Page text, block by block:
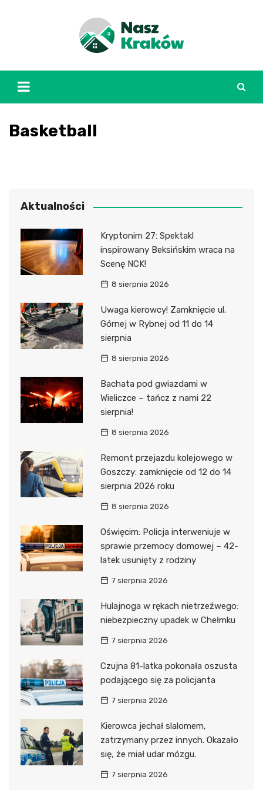
Basketball
Aktualności
Kryptonim 27: Spektakl
inspirowany Beksińskim wraca na
Scenę NCK!
8 sierpnia 2026
Uwaga kierowcy! Zamknięcie ul.
Górnej w Rybnej od 11 do 14
sierpnia
8 sierpnia 2026
Bachata pod gwiazdami w
Wieliczce – tańcz z nami 22
sierpnia!
8 sierpnia 2026
Remont przejazdu kolejowego w
Goszczy: zamknięcie od 12 do 14
sierpnia 2026 roku
8 sierpnia 2026
Oświęcim: Policja interweniuje w
sprawie przemocy domowej – 42-
latek usunięty z rodziny
7 sierpnia 2026
Hulajnoga w rękach nietrzeźwego:
niebezpieczny upadek w Chełmku
7 sierpnia 2026
Czujna 81-latka pokonała oszusta
podającego się za policjanta
7 sierpnia 2026
Kierowca jechał slalomem,
zatrzymany przez innych. Okazało
się, że miał udar mózgu.
7 sierpnia 2026